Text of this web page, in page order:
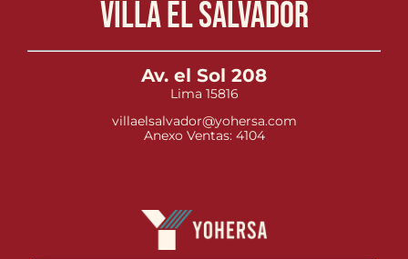
Villa el Salvador
Av. el Sol 208
Lima 15816
villaelsalvador@yohersa.com
Anexo Ventas: 4104